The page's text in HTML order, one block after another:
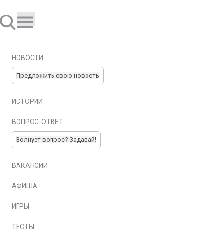
НОВОСТИ
Предложить свою новость
ИСТОРИИ
ВОПРОС-ОТВЕТ
Волнует вопрос? Задавай!
ВАКАНСИИ
АФИША
ИГРЫ
ТЕСТЫ